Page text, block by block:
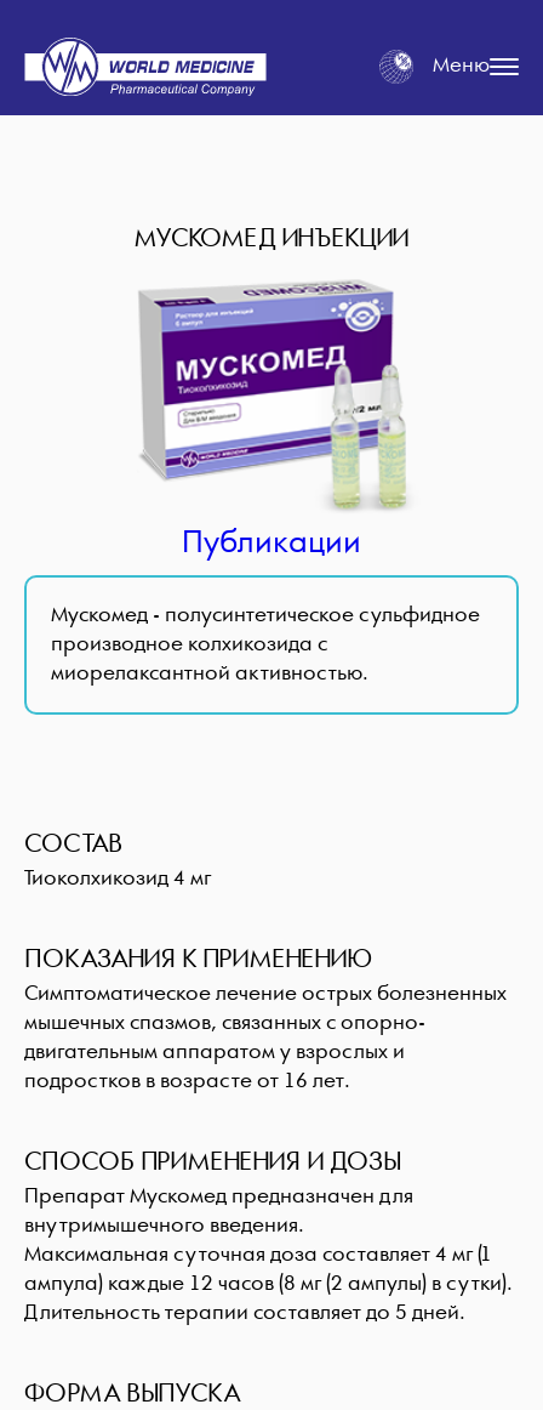
Меню
МУСКОМЕД ИНЪЕКЦИИ
Публикации
Мускомед - полусинтетическое сульфидное
производное колхикозида с
миорелаксантной активностью.
СОСТАВ
Тиоколхикозид 4 мг
ПОКАЗАНИЯ К ПРИМЕНЕНИЮ
Симптоматическое лечение острых болезненных
мышечных спазмов, связанных с опорно-
двигательным аппаратом у взрослых и
подростков в возрасте от 16 лет.
СПОСОБ ПРИМЕНЕНИЯ И ДОЗЫ
Препарат Мускомед предназначен для
внутримышечного введения.
Максимальная суточная доза составляет 4 мг (1
ампула) каждые 12 часов (8 мг (2 ампулы) в сутки).
Длительность терапии составляет до 5 дней.
ФОРМА ВЫПУСКА